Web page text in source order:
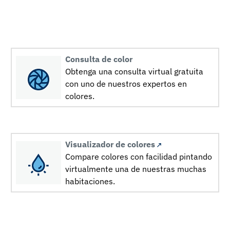
Consulta de color
Obtenga una consulta virtual gratuita
con uno de nuestros expertos en
colores.
Visualizador de colores
Compare colores con facilidad pintando
virtualmente una de nuestras muchas
habitaciones.